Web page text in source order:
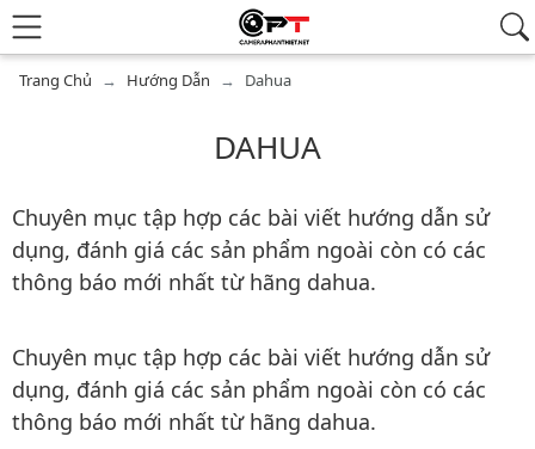
Trang Chủ Hướng Dẫn Dahua
DAHUA
Chuyên mục tập hợp các bài viết hướng dẫn sử
dụng, đánh giá các sản phẩm ngoài còn có các
thông báo mới nhất từ hãng dahua.
Chuyên mục tập hợp các bài viết hướng dẫn sử
dụng, đánh giá các sản phẩm ngoài còn có các
thông báo mới nhất từ hãng dahua.